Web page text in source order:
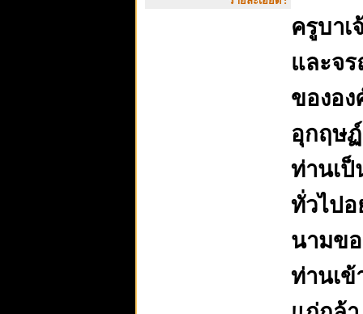
ครูบา
และจ
ของอ
อุกฤษ
ท่านเ
ทั่วไปอ
นามข
ท่านเ